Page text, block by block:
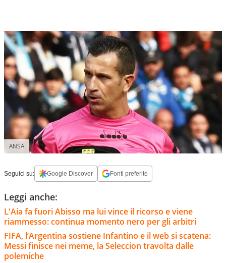
ANSA
Seguici su: Google Discover Fonti preferite
Leggi anche:
L'Aia fa fuori Abisso ma lui vince il ricorso e viene
riammesso: continua momento nero per gli arbitri
FIFA, l’Argentina sostiene Infantino e il web si scatena:
Messi finisce nei meme, la Seleccion travolta dalle
polemiche